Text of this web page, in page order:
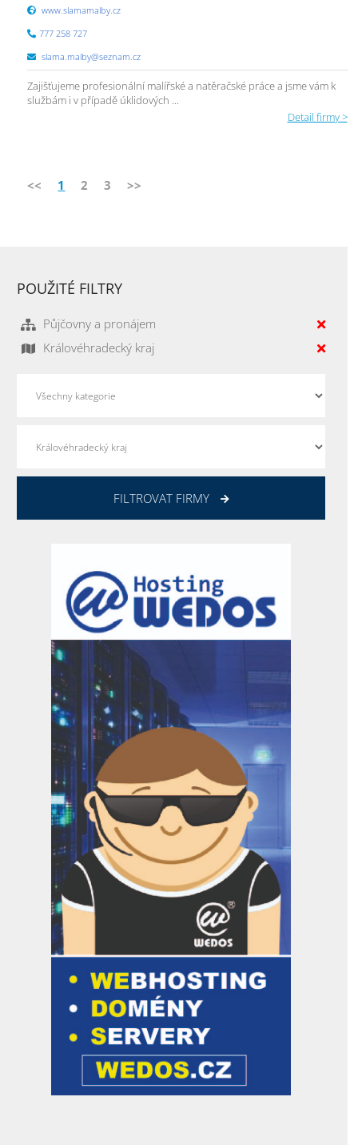
www.slamamalby.cz
777 258 727
slama.malby@seznam.cz
Zajišťujeme profesionální malířské a natěračské práce a jsme vám k
službám i v případě úklidových ...
Detail firmy >
<< 1 2 3 >>
POUŽITÉ FILTRY
Půjčovny a pronájem
Královéhradecký kraj
FILTROVAT FIRMY